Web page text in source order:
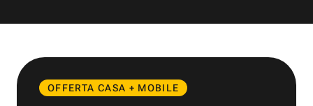
OFFERTA CASA + MOBILE